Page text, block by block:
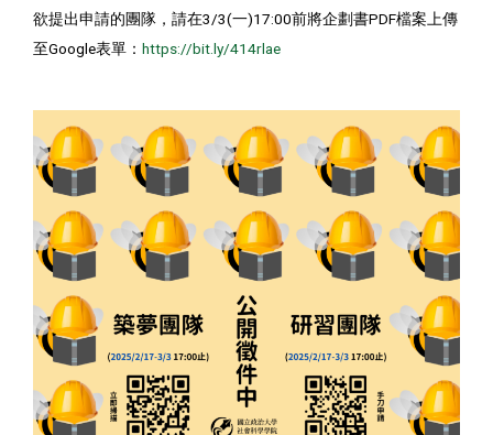
欲提出申請的團隊，請在3/3(一)17:00前將企劃書PDF檔案上傳
至Google表單： https://bit.ly/414rlae